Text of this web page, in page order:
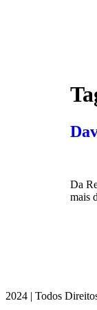
Da
mais
2024 | Todos